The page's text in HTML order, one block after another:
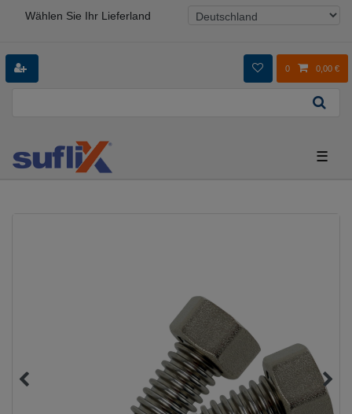
Wählen Sie Ihr Lieferland
0 0,00 €
☰